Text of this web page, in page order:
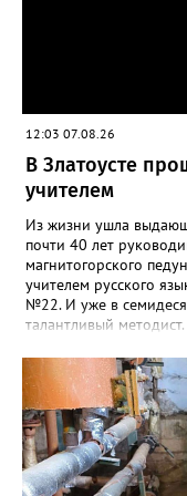
12:03 07.08.26
В Златоусте
учителем
Из жизни ушла
почти 40 лет
магнитогорского
учителем русского
№22. И уже в
талантливый
«Благодаря её
сильный
ценностями и
Ивановна навсегда
руководителем, но и
говорится в
соболезнования